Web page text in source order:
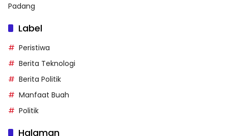
Padang
Label
Peristiwa
Berita Teknologi
Berita Politik
Manfaat Buah
Politik
Halaman